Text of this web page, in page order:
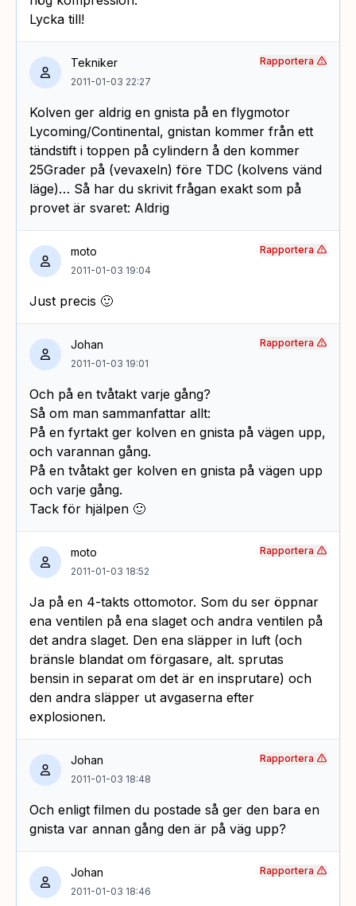
Lycka till!
Tekniker
2011-01-03 22:27
Kolven ger aldrig en gnista på en flygmotor
Lycoming/Continental, gnistan kommer från ett
tändstift i toppen på cylindern å den kommer
25Grader på (vevaxeln) före TDC (kolvens vänd
läge)… Så har du skrivit frågan exakt som på
provet är svaret: Aldrig
Rapportera
moto
2011-01-03 19:04
Just precis 🙂
Rapportera
Johan
2011-01-03 19:01
Och på en tvåtakt varje gång?
Så om man sammanfattar allt:
På en fyrtakt ger kolven en gnista på vägen upp,
och varannan gång.
På en tvåtakt ger kolven en gnista på vägen upp
och varje gång.
Tack för hjälpen 🙂
Rapportera
moto
2011-01-03 18:52
Ja på en 4-takts ottomotor. Som du ser öppnar
ena ventilen på ena slaget och andra ventilen på
det andra slaget. Den ena släpper in luft (och
bränsle blandat om förgasare, alt. sprutas
bensin in separat om det är en insprutare) och
den andra släpper ut avgaserna efter
explosionen.
Rapportera
Johan
2011-01-03 18:48
Och enligt filmen du postade så ger den bara en
gnista var annan gång den är på väg upp?
Rapportera
Johan
2011-01-03 18:46
Rapportera